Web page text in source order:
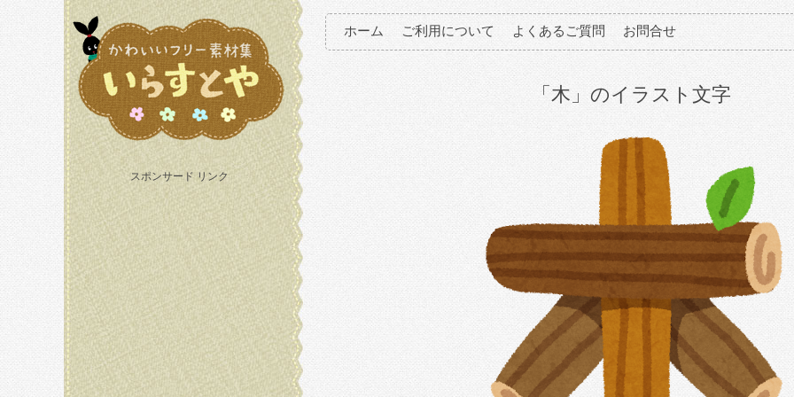
スポンサード リンク
ホーム ご利用について よくあるご質問 お問合せ
「木」のイラスト文字